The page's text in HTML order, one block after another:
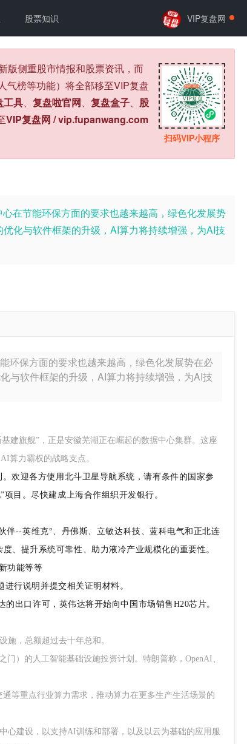
版侧重股市情报和股票资讯，而
气榜等功能）将全部移至VIP复盘
工具、 复盘啦官网、 复盘盒子、 股
VIP复盘网 / vip.fupanwang.com
扫码VIP小程序
在节能环保方面的要求也越来越高，绿色化发展势
化与软件框架的升级，AI算力将持续增强，为AI技
环保方面的要求也越来越高，绿色化发展势在必
与软件框架的升级，AI算力将持续增强，为AI技
建旗舰”，正是安徽芜湖正在崛起的数据中心集群。这座
算力霸权的战略支点。
欢迎各方使用北斗卫星导航系统，请有条件的国家参
目。尽快建成上海合作组织开发银行。
伴--英维克°、丹佛斯、立敏达科技、蓝科电气和正北连
、提升系统可靠性、助力液冷产业规模化的重要性。
功能等等
行说明并提交相关证明材料。
的出口许可，英伟达将开始向中国市场销售H20芯片。
施，总额超过去十年总和。
门）的人工智能基础设施投资计划。特朗普称，OpenAI、
等重点行业算力需求，推动算力在更多生产生活场景的
心建设，以支持AI训练和部署，以及以云为基础的应用服
股票知识 VIP复盘网